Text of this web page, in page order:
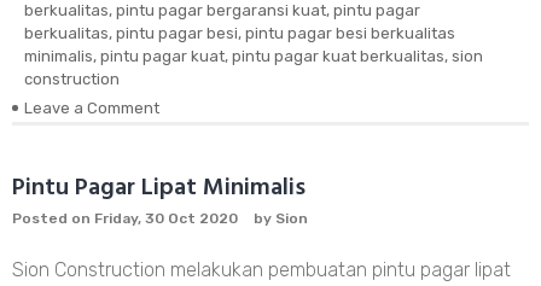
berkualitas, pintu pagar bergaransi kuat, pintu pagar
berkualitas, pintu pagar besi, pintu pagar besi berkualitas
minimalis, pintu pagar kuat, pintu pagar kuat berkualitas, sion
construction
Leave a Comment
Besi
Berkualitas
Pintu Pagar Lipat Minimalis
Posted on Friday, 30 Oct 2020 by Sion
Sion Construction melakukan pembuatan pintu pagar lipat